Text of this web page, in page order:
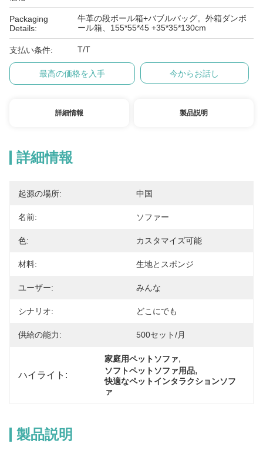
Packaging
Details:
牛革の段ボール箱+バブルバッグ。外箱ダンボ
ール箱、155*55*45 +35*35*130cm
支払い条件: T/T
最高の価格を入手 今からお話し
詳細情報 製品説明
詳細情報
起源の場所: 中国
名前: ソファー
色: カスタマイズ可能
材料: 生地とスポンジ
ユーザー: みんな
シナリオ: どこにでも
供給の能力: 500セット/月
ハイライト:
家庭用ペットソファ,
ソフトペットソファ用品,
快適なペットインタラクションソフ
ァ
製品説明